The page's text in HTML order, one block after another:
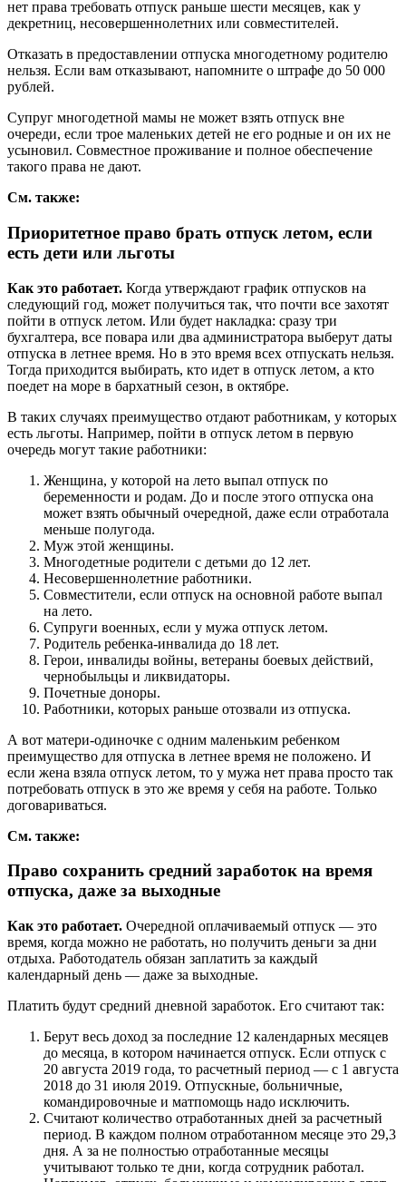
нет права требовать отпуск раньше шести месяцев, как у
декретниц, несовершеннолетних или совместителей.
Отказать в предоставлении отпуска многодетному родителю
нельзя. Если вам отказывают, напомните о штрафе до 50 000
рублей.
Супруг многодетной мамы не может взять отпуск вне
очереди, если трое маленьких детей не его родные и он их не
усыновил. Совместное проживание и полное обеспечение
такого права не дают.
См. также:
Приоритетное право брать отпуск летом, если
есть дети или льготы
Как это работает. Когда утверждают график отпусков на
следующий год, может получиться так, что почти все захотят
пойти в отпуск летом. Или будет накладка: сразу три
бухгалтера, все повара или два администратора выберут даты
отпуска в летнее время. Но в это время всех отпускать нельзя.
Тогда приходится выбирать, кто идет в отпуск летом, а кто
поедет на море в бархатный сезон, в октябре.
В таких случаях преимущество отдают работникам, у которых
есть льготы. Например, пойти в отпуск летом в первую
очередь могут такие работники:
Женщина, у которой на лето выпал отпуск по
беременности и родам. До и после этого отпуска она
может взять обычный очередной, даже если отработала
меньше полугода.
Муж этой женщины.
Многодетные родители с детьми до 12 лет.
Несовершеннолетние работники.
Совместители, если отпуск на основной работе выпал
на лето.
Супруги военных, если у мужа отпуск летом.
Родитель ребенка-инвалида до 18 лет.
Герои, инвалиды войны, ветераны боевых действий,
чернобыльцы и ликвидаторы.
Почетные доноры.
Работники, которых раньше отозвали из отпуска.
А вот матери-одиночке с одним маленьким ребенком
преимущество для отпуска в летнее время не положено. И
если жена взяла отпуск летом, то у мужа нет права просто так
потребовать отпуск в это же время у себя на работе. Только
договариваться.
См. также:
Право сохранить средний заработок на время
отпуска, даже за выходные
Как это работает. Очередной оплачиваемый отпуск — это
время, когда можно не работать, но получить деньги за дни
отдыха. Работодатель обязан заплатить за каждый
календарный день — даже за выходные.
Платить будут средний дневной заработок. Его считают так:
Берут весь доход за последние 12 календарных месяцев
до месяца, в котором начинается отпуск. Если отпуск с
20 августа 2019 года, то расчетный период — с 1 августа
2018 до 31 июля 2019. Отпускные, больничные,
командировочные и матпомощь надо исключить.
Считают количество отработанных дней за расчетный
период. В каждом полном отработанном месяце это 29,3
дня. А за не полностью отработанные месяцы
учитывают только те дни, когда сотрудник работал.